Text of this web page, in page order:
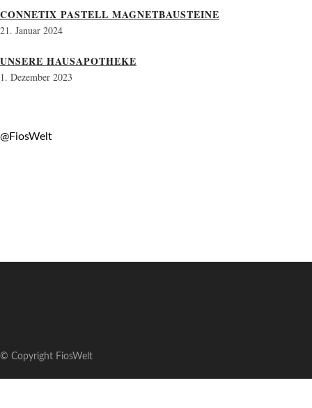
CONNETIX PASTELL MAGNETBAUSTEINE
21. Januar 2024
UNSERE HAUSAPOTHEKE
1. Dezember 2023
@FiosWelt
© Copyright FiosWelt